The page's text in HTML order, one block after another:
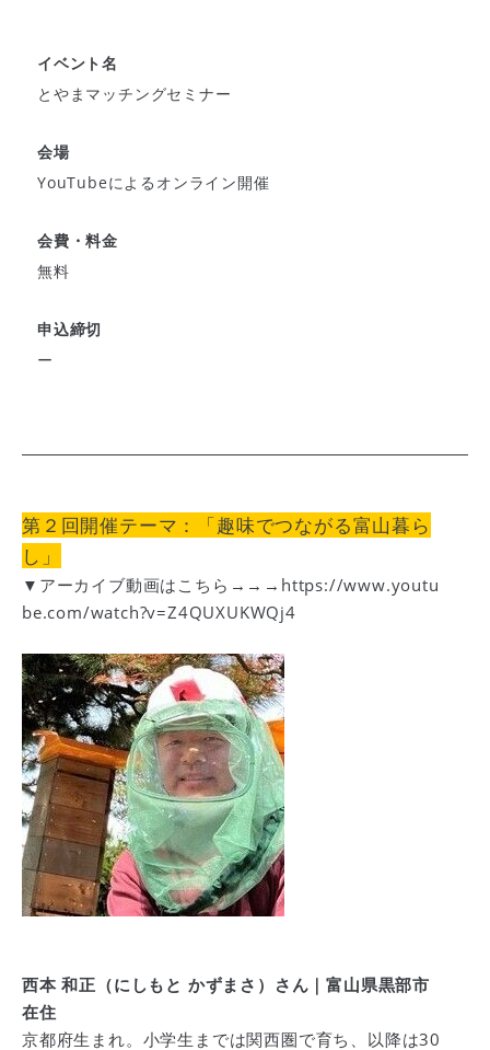
イベント名
とやまマッチングセミナー
会場
YouTubeによるオンライン開催
会費・料金
無料
申込締切
ー
第２回開催テーマ：「趣味でつながる富山暮ら
し」
▼アーカイブ動画はこちら→→→https://www.youtu
be.com/watch?v=Z4QUXUKWQj4
西本 和正（にしもと かずまさ）さん｜富山県黒部市
在住
京都府生まれ。小学生までは関西圏で育ち、以降は30